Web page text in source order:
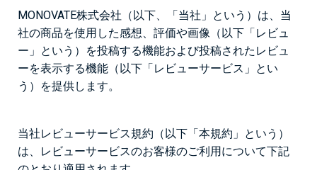
MONOVATE株式会社（以下、「当社」という）は、当
社の商品を使用した感想、評価や画像（以下「レビュ
ー」という）を投稿する機能および投稿されたレビュ
ーを表示する機能（以下「レビューサービス」とい
う）を提供します。
当社レビューサービス規約（以下「本規約」という）
は、レビューサービスのお客様のご利用について下記